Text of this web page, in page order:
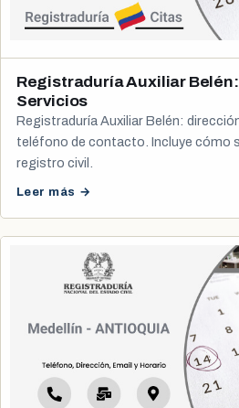
Registraduría Auxiliar
Servicios
Registraduría Auxiliar Belén:
teléfono de contacto. Incluye cómo
registro civil.
Leer más →